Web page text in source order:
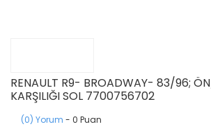
RENAULT R9- BROADWAY- 83/96;
KARŞILIĞI SOL 7700756702
(0) Yorum - 0 Puan